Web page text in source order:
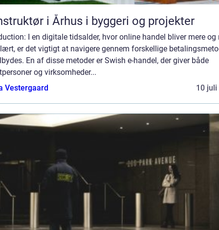
i Århus i byggeri og projekter
I en digitale tidsalder, hvor online handel bliver mere og
er det vigtigt at navigere gennem forskellige
En af disse metoder er Swish e-handel, der giver både
og virksomheder...
Vestergaard
10 juli